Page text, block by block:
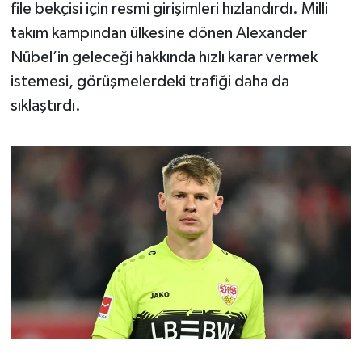
file bekçisi için resmi girişimleri hızlandırdı. Milli
takım kampından ülkesine dönen Alexander
Nübel’in geleceği hakkında hızlı karar vermek
istemesi, görüşmelerdeki trafiği daha da
sıklaştırdı.
OTOMOTİV
Resmi İlanlar
SAĞLIK
SPOR